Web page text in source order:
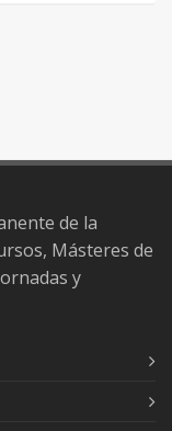
de la
Másteres de
y